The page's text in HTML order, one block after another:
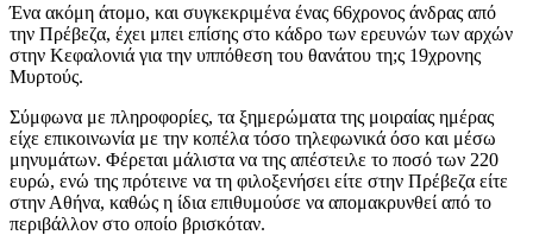
Ένα ακόμη άτομο, και συγκεκριμένα ένας 66χρονος άνδρας από
την Πρέβεζα, έχει μπει επίσης στο κάδρο των ερευνών των αρχών
στην Κεφαλονιά για την υππόθεση του θανάτου τη;ς 19χρονης
Μυρτούς.
Σύμφωνα με πληροφορίες, τα ξημερώματα της μοιραίας ημέρας
είχε επικοινωνία με την κοπέλα τόσο τηλεφωνικά όσο και μέσω
μηνυμάτων. Φέρεται μάλιστα να της απέστειλε το ποσό των 220
ευρώ, ενώ της πρότεινε να τη φιλοξενήσει είτε στην Πρέβεζα είτε
στην Αθήνα, καθώς η ίδια επιθυμούσε να απομακρυνθεί από το
περιβάλλον στο οποίο βρισκόταν.